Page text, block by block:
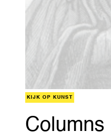
KIJK OP KUNST
Columns